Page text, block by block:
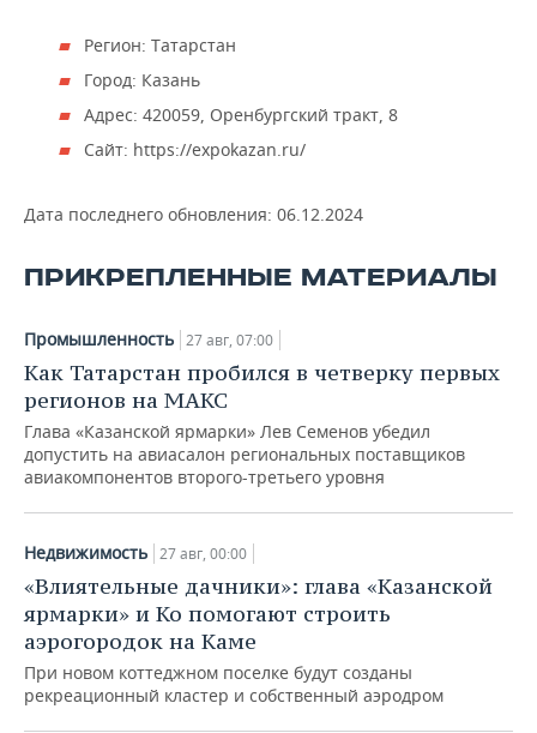
Регион: Татарстан
Город: Казань
Адрес: 420059, Оренбургский тракт, 8
Сайт: https://expokazan.ru/
Дата последнего обновления: 06.12.2024
ПРИКРЕПЛЕННЫЕ МАТЕРИАЛЫ
Промышленность 27 авг, 07:00
Как Татарстан пробился в четверку первых
регионов на МАКС
Глава «Казанской ярмарки» Лев Семенов убедил
допустить на авиасалон региональных поставщиков
авиакомпонентов второго-третьего уровня
Недвижимость 27 авг, 00:00
«Влиятельные дачники»: глава «Казанской
ярмарки» и Ко помогают строить
аэрогородок на Каме
При новом коттеджном поселке будут созданы
рекреационный кластер и собственный аэродром